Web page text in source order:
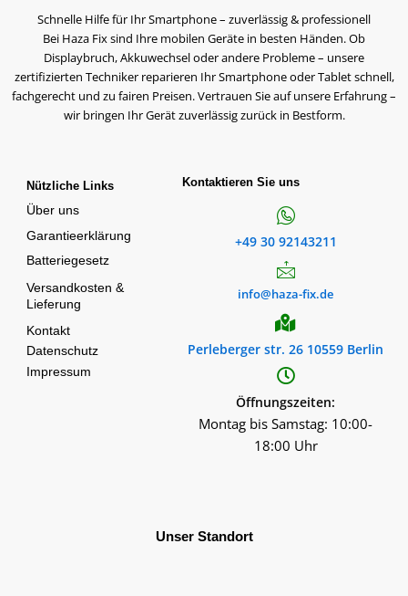
Schnelle Hilfe für Ihr Smartphone – zuverlässig & professionell
Bei Haza Fix sind Ihre mobilen Geräte in besten Händen. Ob
Displaybruch, Akkuwechsel oder andere Probleme – unsere
zertifizierten Techniker reparieren Ihr Smartphone oder Tablet schnell,
fachgerecht und zu fairen Preisen. Vertrauen Sie auf unsere Erfahrung –
wir bringen Ihr Gerät zuverlässig zurück in Bestform.
Nützliche Links
Über uns
Garantieerklärung
Batteriegesetz
Versandkosten &
Lieferung
Kontakt
Datenschutz
Impressum
Kontaktieren Sie uns
+49 30 92143211
info@haza-fix.de
Perleberger str. 26 10559 Berlin
Öffnungszeiten:
Montag bis Samstag: 10:00-
18:00 Uhr
Unser Standort